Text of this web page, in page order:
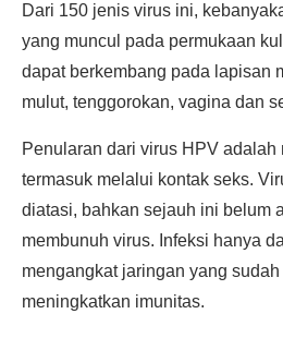
Dari 150 jenis virus ini,
yang muncul pada permukaan
dapat berkembang pada lapisan
mulut, tenggorokan, vagina dan
Penularan dari virus HPV adalah
termasuk melalui kontak seks.
diatasi, bahkan sejauh ini belum
membunuh virus. Infeksi hanya
mengangkat jaringan yang
meningkatkan imunitas.